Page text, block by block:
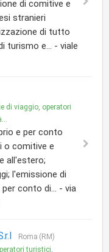
di comitive e
stranieri
di tutto
turismo e... - viale
di viaggio, operatori
e per conto
o comitive e
all'estero;
l'emissione di
conto di... - via
Roma (RM)
turistici,